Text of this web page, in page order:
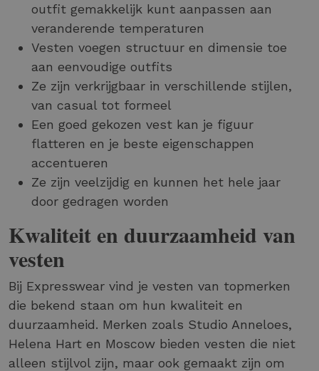
outfit gemakkelijk kunt aanpassen aan
veranderende temperaturen
Vesten voegen structuur en dimensie toe
aan eenvoudige outfits
Ze zijn verkrijgbaar in verschillende stijlen,
van casual tot formeel
Een goed gekozen vest kan je figuur
flatteren en je beste eigenschappen
accentueren
Ze zijn veelzijdig en kunnen het hele jaar
door gedragen worden
Kwaliteit en duurzaamheid van
vesten
Bij Expresswear vind je vesten van topmerken
die bekend staan om hun kwaliteit en
duurzaamheid. Merken zoals Studio Anneloes,
Helena Hart en Moscow bieden vesten die niet
alleen stijlvol zijn, maar ook gemaakt zijn om